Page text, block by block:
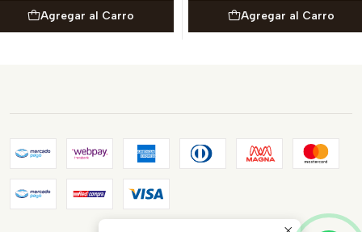
Agregar al Carro Agregar al Carro